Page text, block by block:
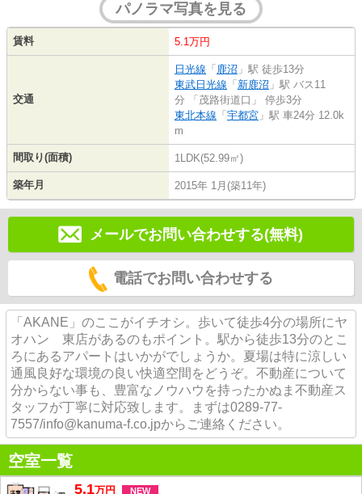
パノラマ写真を見る
賃料 5.1万円
交通
日光線 「 鹿沼 」駅 徒歩13分
東武日光線 「 新鹿沼 」駅 バス11
分 「茂路街道口」 停歩3分
東北本線 「 宇都宮 」駅 車24分 12.0k
m
間取り(面積) 1LDK(52.99㎡)
築年月 2015年 1月(築11年)
メールでお問い合わせする(無料)
電話でお問い合わせする
「AKANE」のここがイチオシ。歩いて徒歩4分の場所にヤ
オハン 東店があるのもポイント。駅から徒歩13分のとこ
ろにあるアパートはいかがでしょうか。夏場は特に涼しい
通風良好な環境の良い快適空間をどうぞ。不動産について
分からない事も、豊富なノウハウを持ったかぬま不動産ス
タッフが丁寧に対応致します。まずは0289-77-
7557/info@kanuma-f.co.jpからご連絡ください。
空室一覧
5.1万円 NEW